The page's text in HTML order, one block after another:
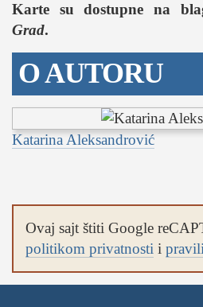
Karte su dostupne na
Grad.
O AUTORU
Katarina Aleksandrović
Ovaj sajt štiti Google
politikom privatnosti i